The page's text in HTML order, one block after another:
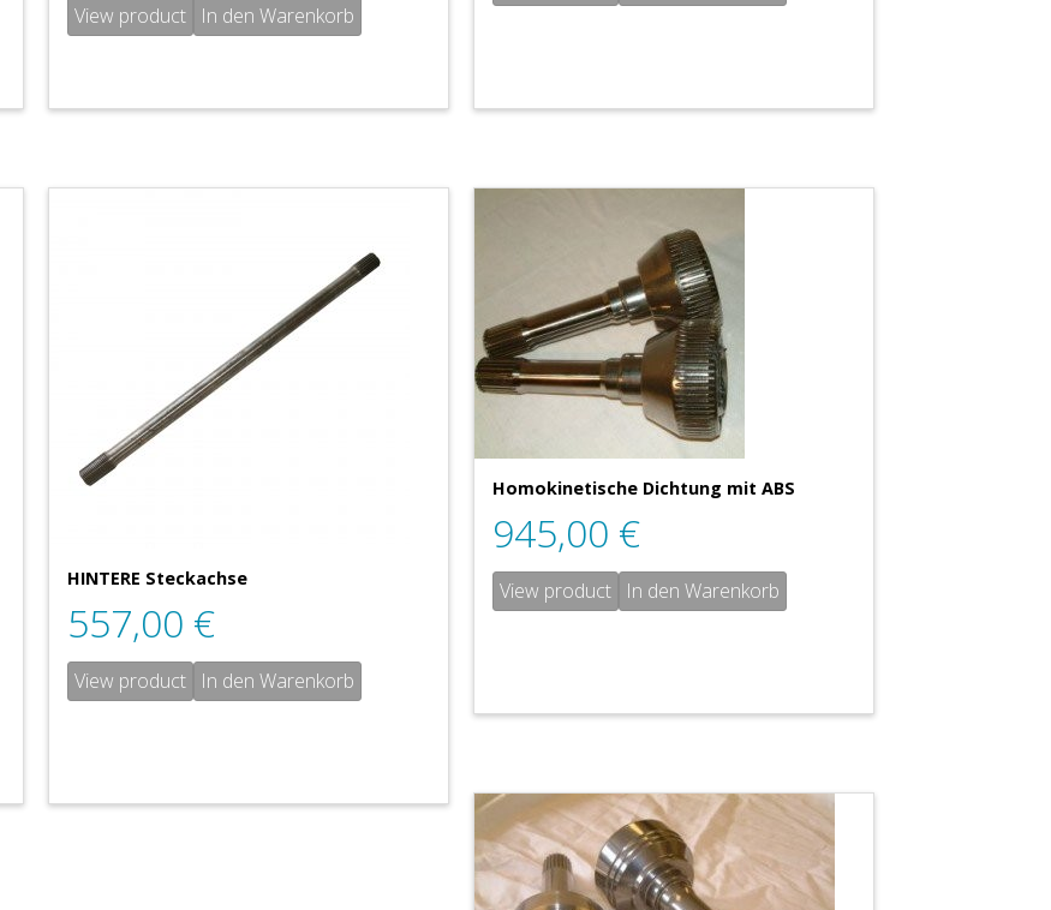
View product In den Warenkorb
HINTERE Steckachse
557,00 €
View product In den Warenkorb
Homokinetische Dichtung mit ABS
945,00 €
View product In den Warenkorb